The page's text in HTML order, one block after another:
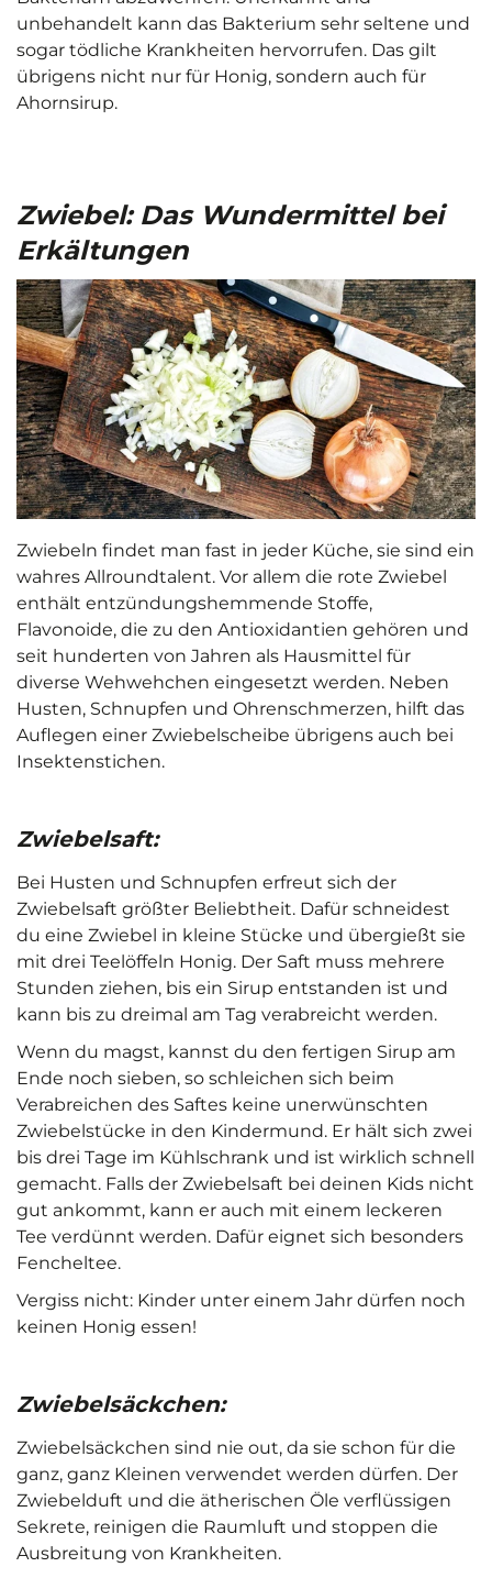
unbehandelt kann das Bakterium sehr seltene und
sogar tödliche Krankheiten hervorrufen. Das gilt
übrigens nicht nur für Honig, sondern auch für
Ahornsirup.
Zwiebel: Das Wundermittel bei
Erkältungen
Zwiebeln findet man fast in jeder Küche, sie sind ein
wahres Allroundtalent. Vor allem die rote Zwiebel
enthält entzündungshemmende Stoffe,
Flavonoide, die zu den Antioxidantien gehören und
seit hunderten von Jahren als Hausmittel für
diverse Wehwehchen eingesetzt werden. Neben
Husten, Schnupfen und Ohrenschmerzen, hilft das
Auflegen einer Zwiebelscheibe übrigens auch bei
Insektenstichen.
Zwiebelsaft:
Bei Husten und Schnupfen erfreut sich der
Zwiebelsaft größter Beliebtheit. Dafür schneidest
du eine Zwiebel in kleine Stücke und übergießt sie
mit drei Teelöffeln Honig. Der Saft muss mehrere
Stunden ziehen, bis ein Sirup entstanden ist und
kann bis zu dreimal am Tag verabreicht werden.
Wenn du magst, kannst du den fertigen Sirup am
Ende noch sieben, so schleichen sich beim
Verabreichen des Saftes keine unerwünschten
Zwiebelstücke in den Kindermund. Er hält sich zwei
bis drei Tage im Kühlschrank und ist wirklich schnell
gemacht. Falls der Zwiebelsaft bei deinen Kids nicht
gut ankommt, kann er auch mit einem leckeren
Tee verdünnt werden. Dafür eignet sich besonders
Fencheltee.
Vergiss nicht: Kinder unter einem Jahr dürfen noch
keinen Honig essen!
Zwiebelsäckchen:
Zwiebelsäckchen sind nie out, da sie schon für die
ganz, ganz Kleinen verwendet werden dürfen. Der
Zwiebelduft und die ätherischen Öle verflüssigen
Sekrete, reinigen die Raumluft und stoppen die
Ausbreitung von Krankheiten.